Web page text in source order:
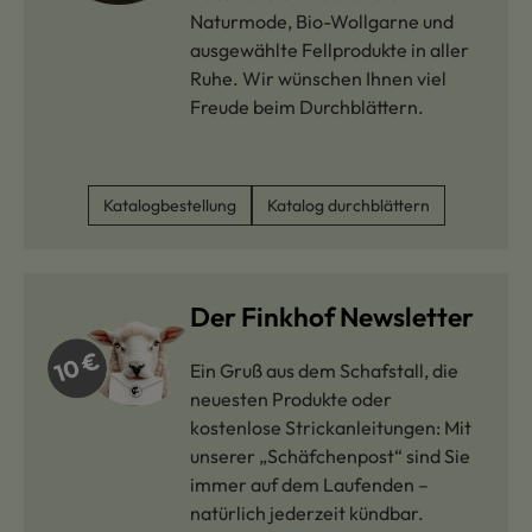
Naturmode, Bio-Wollgarne und
ausgewählte Fellprodukte in aller
Ruhe. Wir wünschen Ihnen viel
Freude beim Durchblättern.
Katalogbestellung Katalog durchblättern
Der Finkhof Newsletter
Ein Gruß aus dem Schafstall, die
neuesten Produkte oder
kostenlose Strickanleitungen: Mit
unserer „Schäfchenpost“ sind Sie
immer auf dem Laufenden –
natürlich jederzeit kündbar.